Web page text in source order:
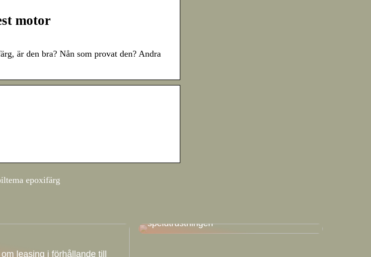
motor
är den bra? Nån som provat den? Andra
epoxifärg
leasing i förhållande till
spelutrustningen